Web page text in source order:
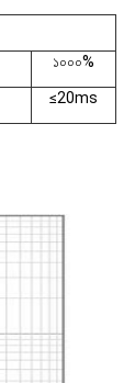
১০০০%
≤20ms